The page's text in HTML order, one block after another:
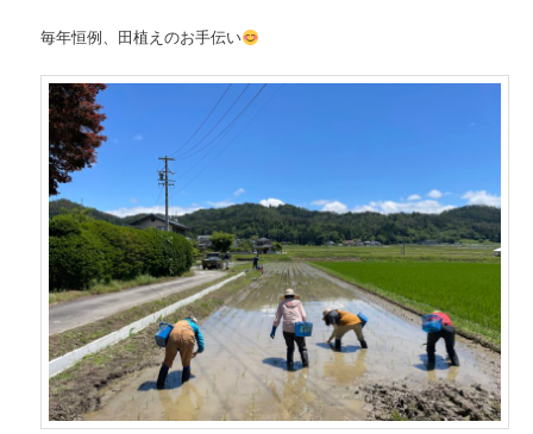
毎年恒例、田植えのお手伝い